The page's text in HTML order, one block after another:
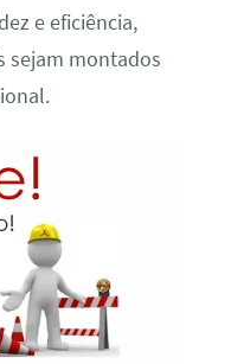
e eficiência,
sejam montados